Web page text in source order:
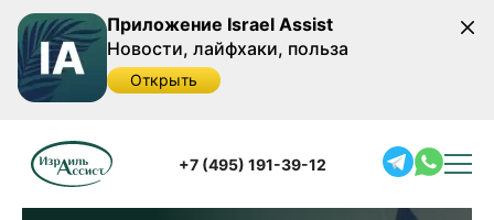
Приложение Israel Assist
Новости, лайфхаки, польза
Открыть
+7 (495) 191-39-12
Израиле / Ульпан — изучение иврита для репатриантов